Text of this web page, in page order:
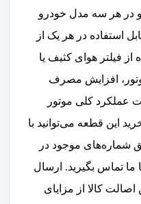
در هر سه مدل خودرو
استفاده در هر یک از
از فیلتر هوای کثیف یا
افزایش مصرف
عملکرد کلی موتور
این قطعه می‌توانید با
شماره‌های موجود در
تماس بگیرید. ارسال
کالا از مزایای